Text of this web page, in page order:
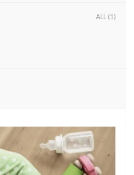
ALL (1)